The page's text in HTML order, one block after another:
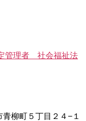
柳町５丁目２４−１